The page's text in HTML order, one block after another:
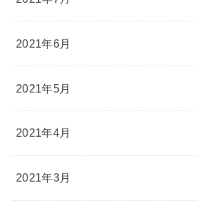
2021年6月
2021年5月
2021年4月
2021年3月